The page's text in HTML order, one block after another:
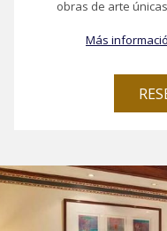
obras de arte
Más